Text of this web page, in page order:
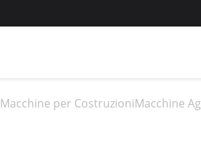
Macchine per CostruzioniMacchine